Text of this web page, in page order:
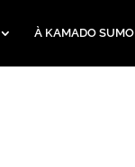
À KAMADO SUMO